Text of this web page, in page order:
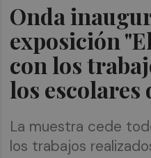
Onda
exposición
con los
los
La muestra cede
los trabajos